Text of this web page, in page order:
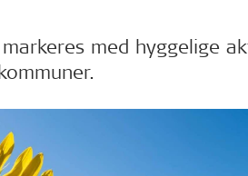
med hyggelige